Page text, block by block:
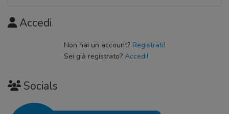
Accedi
Non hai un account? Registrati!
Sei già registrato? Accedi!
Socials